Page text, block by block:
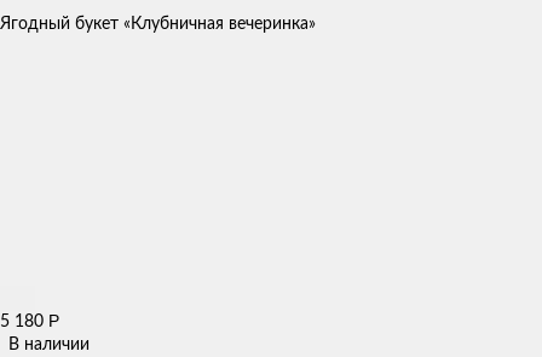
Ягодный букет «Клубничная вечеринка»
5 180 Р
В наличии